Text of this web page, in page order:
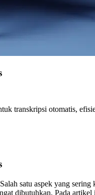
transkripsi otomatis,
satu aspek yang
dibutuhkan. Pada